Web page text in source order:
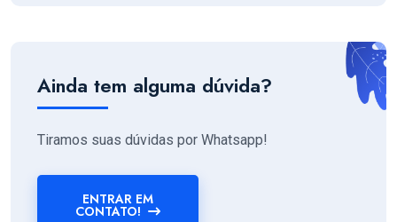
Ainda tem alguma dúvida?
Tiramos suas dúvidas por Whatsapp!
ENTRAR EM
CONTATO!